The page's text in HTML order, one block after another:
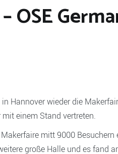
OSE
Hannover wieder die
einem Stand vertreten.
mitt 9000
große Halle und es fand